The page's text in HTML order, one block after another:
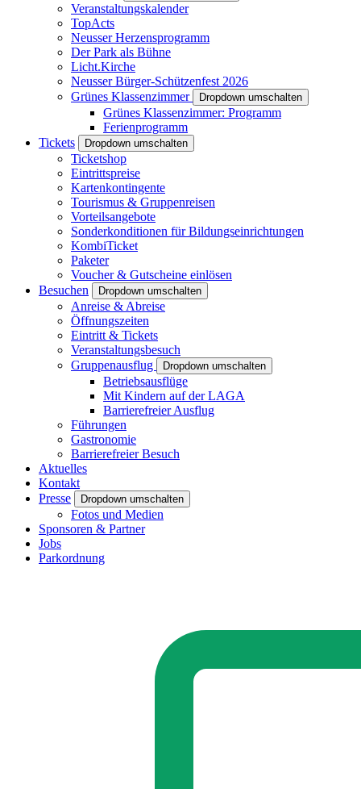
Veranstaltungskalender
TopActs
Neusser Herzensprogramm
Der Park als Bühne
Licht.Kirche
Neusser Bürger-Schützenfest 2026
Grünes Klassenzimmer
Dropdown umschalten
Grünes Klassenzimmer: Programm
Ferienprogramm
Tickets
Dropdown umschalten
Ticketshop
Eintrittspreise
Kartenkontingente
Tourismus & Gruppenreisen
Vorteilsangebote
Sonderkonditionen für Bildungseinrichtungen
KombiTicket
Paketer
Voucher & Gutscheine einlösen
Besuchen
Dropdown umschalten
Anreise & Abreise
Öffnungszeiten
Eintritt & Tickets
Veranstaltungsbesuch
Gruppenausflug
Dropdown umschalten
Betriebsausflüge
Mit Kindern auf der LAGA
Barrierefreier Ausflug
Führungen
Gastronomie
Barrierefreier Besuch
Aktuelles
Kontakt
Presse
Dropdown umschalten
Fotos und Medien
Sponsoren & Partner
Jobs
Parkordnung